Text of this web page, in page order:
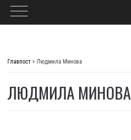
Главпост > Людмила Минова
ЛЮДМИЛА МИНОВА